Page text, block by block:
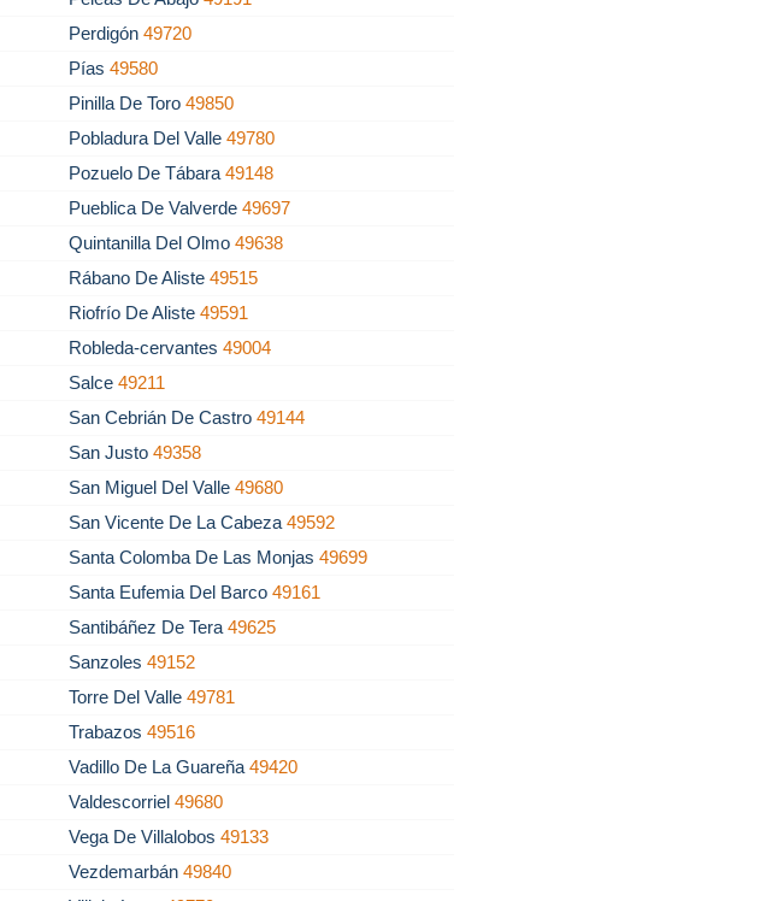
Perdigón49720
Pías49580
Pinilla De Toro49850
Pobladura Del Valle49780
Pozuelo De Tábara49148
Pueblica De Valverde49697
Quintanilla Del Olmo49638
Rábano De Aliste49515
Riofrío De Aliste49591
Robleda-cervantes49004
Salce49211
San Cebrián De Castro49144
San Justo49358
San Miguel Del Valle49680
San Vicente De La Cabeza49592
Santa Colomba De Las Monjas49699
Santa Eufemia Del Barco49161
Santibáñez De Tera49625
Sanzoles49152
Torre Del Valle49781
Trabazos49516
Vadillo De La Guareña49420
Valdescorriel49680
Vega De Villalobos49133
Vezdemarbán49840